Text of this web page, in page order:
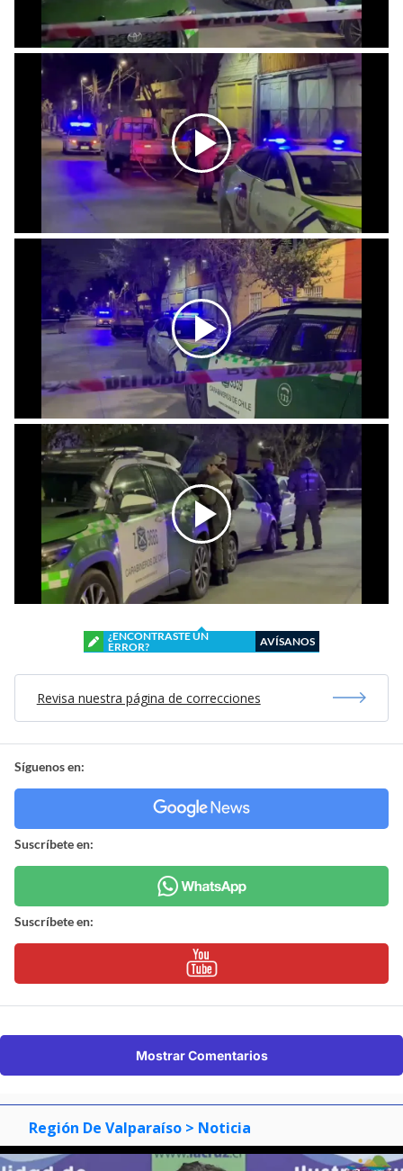
¿ENCONTRASTE UN
ERROR?
AVÍSANOS
Revisa nuestra página de correcciones
Síguenos en:
Suscríbete en:
Suscríbete en:
Mostrar Comentarios
Región De Valparaíso > Noticia